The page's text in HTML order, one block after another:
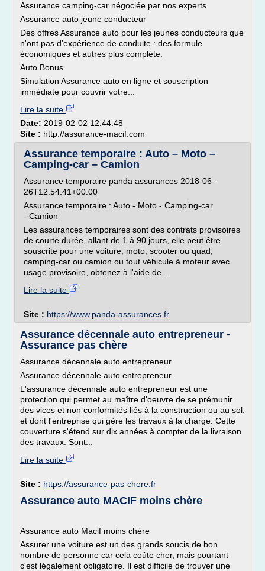
Assurance camping-car négociée par nos experts.
Assurance auto jeune conducteur
Des offres Assurance auto pour les jeunes conducteurs que
n'ont pas d'expérience de conduite : des formule
économiques et autres plus complète.
Auto Bonus
Simulation Assurance auto en ligne et souscription
immédiate pour couvrir votre...
Lire la suite
Date: 2019-02-02 12:44:48
Site : http://assurance-macif.com
Assurance temporaire : Auto – Moto –
Camping-car – Camion
Assurance temporaire panda assurances 2018-06-
26T12:54:41+00:00
Assurance temporaire : Auto - Moto - Camping-car
- Camion
Les assurances temporaires sont des contrats provisoires
de courte durée, allant de 1 à 90 jours, elle peut être
souscrite pour une voiture, moto, scooter ou quad,
camping-car ou camion ou tout véhicule à moteur avec
usage provisoire, obtenez à l'aide de...
Lire la suite
Site : https://www.panda-assurances.fr
Assurance décennale auto entrepreneur -
Assurance pas chère
Assurance décennale auto entrepreneur
Assurance décennale auto entrepreneur
L'assurance décennale auto entrepreneur est une
protection qui permet au maître d'oeuvre de se prémunir
des vices et non conformités liés à la construction ou au sol,
et dont l'entreprise qui gère les travaux à la charge. Cette
couverture s'étend sur dix années à compter de la livraison
des travaux. Sont...
Lire la suite
Site : https://assurance-pas-chere.fr
Assurance auto MACIF moins chère
Assurance auto Macif moins chère
Assurer une voiture est un des grands soucis de bon
nombre de personne car cela coûte cher, mais pourtant
c'est légalement obligatoire. Il est difficile de trouver une